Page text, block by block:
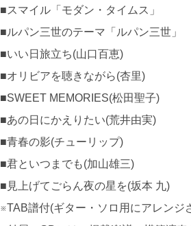
■スマイル「モダン・タイムス」
■ルパン三世のテーマ「ルパン三世」
■いい日旅立ち(山口百恵)
■オリビアを聴きながら(杏里)
■SWEET MEMORIES(松田聖子)
■あの日にかえりたい(荒井由実)
■青春の影(チューリップ)
■君といつまでも(加山雄三)
■見上げてごらん夜の星を(坂本 九)
※TAB譜付(ギター・ソロ用にアレンジ